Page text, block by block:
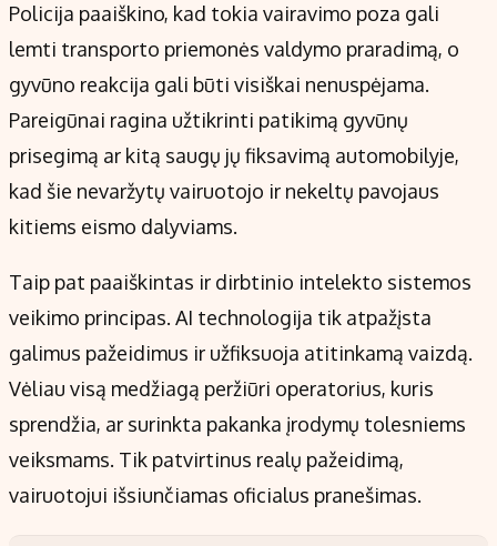
Policija paaiškino, kad tokia vairavimo poza gali
lemti transporto priemonės valdymo praradimą, o
gyvūno reakcija gali būti visiškai nenuspėjama.
Pareigūnai ragina užtikrinti patikimą gyvūnų
prisegimą ar kitą saugų jų fiksavimą automobilyje,
kad šie nevaržytų vairuotojo ir nekeltų pavojaus
kitiems eismo dalyviams.
Taip pat paaiškintas ir dirbtinio intelekto sistemos
veikimo principas. AI technologija tik atpažįsta
galimus pažeidimus ir užfiksuoja atitinkamą vaizdą.
Vėliau visą medžiagą peržiūri operatorius, kuris
sprendžia, ar surinkta pakanka įrodymų tolesniems
veiksmams. Tik patvirtinus realų pažeidimą,
vairuotojui išsiunčiamas oficialus pranešimas.